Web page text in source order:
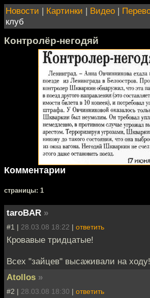
Новости | Картинки | Видео |
клуб
Контролёр-негодяй
Комментарии
cтраницы: 1
taroBAR »
#1 | 28.03.08 18:22 | ответить
Кровавые тридцатые!
Всех "зайцев" высаживали на ходу!
Atollos »
#2 | 28.03.08 18:30 | ответить